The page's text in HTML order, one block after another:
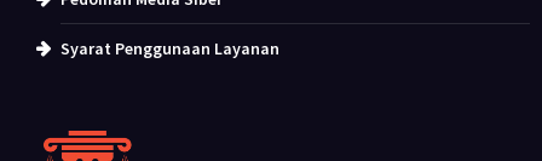
Syarat Penggunaan Layanan